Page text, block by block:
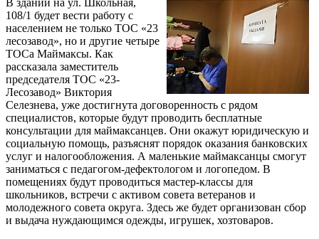
В здании на ул. Школьная,
108/1 будет вести работу с
населением не только ТОС «23
лесозавод», но и другие четыре
ТОСа Маймаксы. Как
рассказала заместитель
председателя ТОС «23-
Лесозавод» Виктория
Селезнева, уже достигнута договоренность с рядом
специалистов, которые будут проводить бесплатные
консультации для маймаксанцев. Они окажут юридическую и
социальную помощь, разъяснят порядок оказания банковских
услуг и налогообложения. А маленькие маймаксанцы смогут
заниматься с педагогом-дефектологом и логопедом. В
помещениях будут проводиться мастер-классы для
школьников, встречи с активом совета ветеранов и
молодежного совета округа. Здесь же будет организован сбор
и выдача нуждающимся одежды, игрушек, хозтоваров.